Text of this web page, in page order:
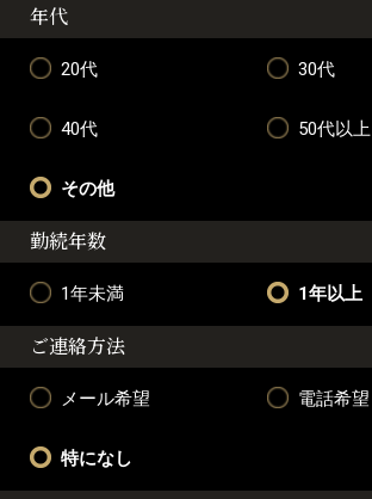
年代
20代 30代
40代 50代以上
その他
勤続年数
1年未満 1年以上
ご連絡方法
メール希望 電話希望
特になし